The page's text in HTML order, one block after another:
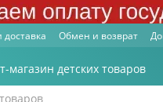
Обмен и возврат
магазин детских товаров